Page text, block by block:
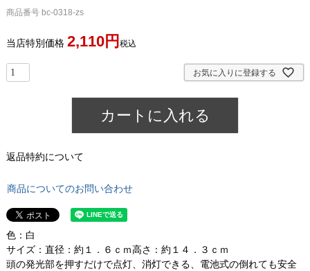
商品番号 bc-0318-zs
当店特別価格 2,110 税込
お気に入りに登録する
カートに入れる
返品特約について
商品についてのお問い合わせ
色：白
サイズ：直径：約１．６ｃｍ高さ：約１４．３ｃｍ
頭の発光部を押すだけで点灯、消灯できる、電池式の倒れても安全